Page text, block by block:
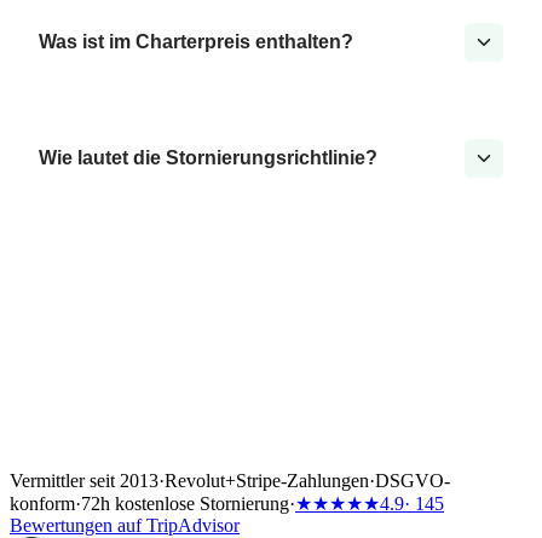
Was ist im Charterpreis enthalten?
Wie lautet die Stornierungsrichtlinie?
Vermittler seit 2013·Revolut+Stripe-Zahlungen·DSGVO-
konform·72h kostenlose Stornierung·★★★★★4.9· 145
Bewertungen auf TripAdvisor